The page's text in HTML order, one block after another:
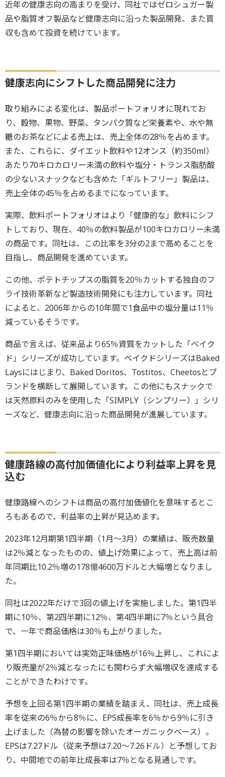
近年の健康志向の高まりを受け、同社ではゼロシュガー製
品や脂質オフ製品など健康志向に沿った製品開発、また買
収も含めて投資を続けています。
健康志向にシフトした商品開発に注力
取り組みによる変化は、製品ポートフォリオに現れてお
り、穀物、果物、野菜、タンパク質など栄養素や、水や無
糖のお茶などによる売上は、売上全体の28％を占めます。
また、これらに、ダイエット飲料や12オンス（約350ml）
あたり70キロカロリー未満の飲料や塩分・トランス脂肪酸
の少ないスナックなども含めた「ギルトフリー」製品は、
売上全体の45％を占めるまでになっています。
実際、飲料ポートフォリオはより「健康的な」飲料にシフ
トしており、現在、40％の飲料製品が100キロカロリー未満
の商品です。同社は、この比率を3分の2まで高めることを
目指し、商品開発を進めています。
この他、ポテトチップスの脂質を20％カットする独自のフ
ライ技術革新など製造技術開発にも注力しています。同社
によると、2006年からの10年間で1食品中の塩分量は11％
減っているそうです。
商品で言えば、従来品より65％資質をカットした「ベイク
ド」シリーズが成功しています。ベイクドシリーズはBaked
Laysにはじまり、Baked Doritos、Tostitos、Cheetosとブ
ランドを横断して展開しています。この他にもスナックで
は天然原料のみを使用した「SIMPLY（シンプリー）」シリ
ーズなど、健康志向に沿った商品開発が進展しています。
健康路線の高付加価値化により利益率上昇を見
込む
健康路線へのシフトは商品の高付加価値化を意味するとこ
ろもあるので、利益率の上昇が見込めます。
2023年12月期第1四半期（1月～3月）の業績は、販売数量
は2％減となったものの、値上げ効果によって、売上高は前
年同期比10.2％増の178億4600万ドルと大幅増となりまし
た。
同社は2022年だけで3回の値上げを実施しました。第1四半
期に10％、第2四半期に12％、第4四半期に7％という具合
で、一年で商品価格は30％も上がりました。
第1四半期においては実効正味価格が16％上昇し、これによ
り販売量が2％減となったにも関わらず大幅増収を達成する
ことができたわけです。
予想を上回る第1四半期の業績を踏まえ、同社は、売上成長
率を従来の6％から8％に、EPS成長率を6％から9％に引き
上げました（為替の影響を除いたオーガニックベース）。
EPSは7.27ドル（従来予想は7.20～7.26ドル）と予想してお
り、中間地での前年比成長率は7％となる見通しです。